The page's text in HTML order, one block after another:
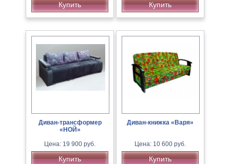
Купить Купить
Диван-трансформер
«НОЙ»
Цена: 19 900 руб.
Купить
Диван-книжка «Варя»
Цена: 10 600 руб.
Купить